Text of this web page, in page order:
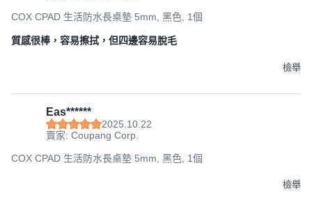
COX CPAD 生活防水長桌墊 5mm, 黑色, 1個
質感很棒，容易擦拭，但四邊容易脫毛
檢舉
Eas******
2025.10.22
賣家: Coupang Corp.
COX CPAD 生活防水長桌墊 5mm, 黑色, 1個
檢舉